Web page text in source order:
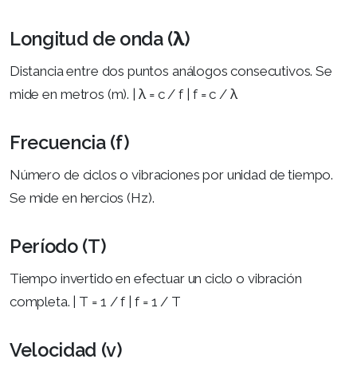
Longitud de onda (λ)
Distancia entre dos puntos análogos consecutivos. Se
mide en metros (m). | λ = c / f | f = c / λ
Frecuencia (f)
Número de ciclos o vibraciones por unidad de tiempo.
Se mide en hercios (Hz).
Período (T)
Tiempo invertido en efectuar un ciclo o vibración
completa. | T = 1 / f | f = 1 / T
Velocidad (v)